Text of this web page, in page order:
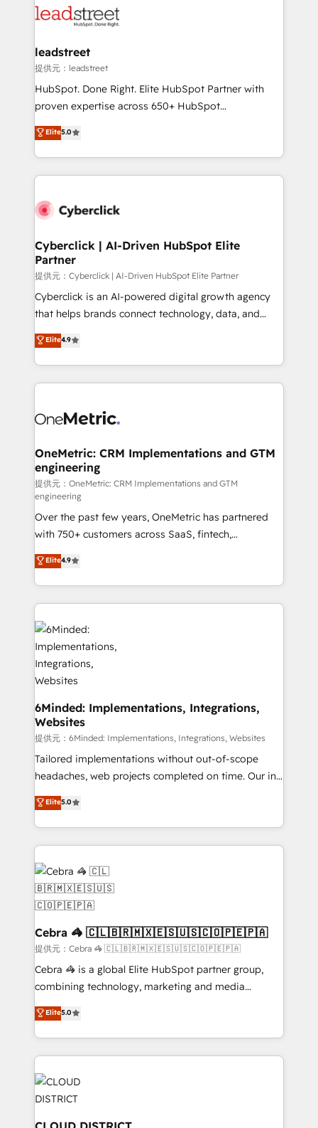
combine HubSpot, data, and AI to design connected
and technology for predictable, scalable revenue
growth. Our expertise spans RevOps, CRM and data
architecture, AI enablement, and strategic marketing,
delivered through our proprietary FLAIR framework
Partner and ISO 27001:2022 certified consultancy,
we blend strategy, creativity, and technology to help
leadstreet
提供元：leadstreet
HubSpot. Done Right. Elite HubSpot Partner with
proven expertise across 650+ HubSpot
implementations. With 12+ years of HubSpot
experience, we help you use the HubSpot platform
to its fullest capacity, improve your current HubSpot
website, or build your new one.
Elite5.0
Cyberclick | AI-Driven HubSpot Elite
Partner
提供元：Cyberclick | AI-Driven HubSpot Elite Partner
Cyberclick is an AI-powered digital growth agency
that helps brands connect technology, data, and
creativity to achieve measurable results. Founded in
Barcelona and operating across Spain, LATAM, and
the UK, we support global companies in building
smarter marketing, sales, and customer success
Iberia (Spain & Portugal), we combine human insight
growth. Our multidisciplinary team designs solutions
that simplify complexity, boost performance, and
turn innovation into real impact. 🌍 Highlights •
HubSpot Partner since 2012 • 2022 EMEA Impact
Award: Best Integration • 150+ successful HubSpot
projects • Clients in 30+ industries • Proprietary
technology for integrations • Multilingual team:
English, Spanish, Portuguese & Italian 👉 Grow
smarter with AI and HubSpot.
Elite4.9
OneMetric: CRM Implementations and GTM
engineering
提供元：OneMetric: CRM Implementations and GTM
engineering
Over the past few years, OneMetric has partnered
with 750+ customers across SaaS, fintech,
healthcare, real estate, and other industries. With
150+ HubSpot-certified experts, we deliver scalable
solutions to complex GTM and RevOps challenges.
Our Expertise 🔹 Onboarding & Implementation:
Accredited HubSpot Partner, ensuring smooth setup
tailored to your GTM motion. 🔹 Migrations:
Accredited HubSpot Partner, ensuring migration
from other CRMs to HubSpot without data loss or
downtime. 🔹 RevOps Strategy: Align teams,
processes, and data to drive revenue efficiency. 🔹
Integrations: Connect HubSpot with your tech stack
for better adoption. 🔹 Custom Solutions: Build
tailored apps, workflows, and configurations. We are
SOC 2 Type II and ISO 27001 certified, reinforcing
OneMetric, we help revenue teams focus on the
OneMetric that matters most: revenue.
Elite4.9
6Minded: Implementations, Integrations,
Websites
提供元：6Minded: Implementations, Integrations, Websites
Tailored implementations without out-of-scope
headaches, web projects completed on time. Our in-
house team of certified CRM architects, experts,
developers, designers, and marketers handles all
aspects of your HubSpot. ✨ 400+ global clients ✨
100+ seamless migrations from 15+ different CRMs
✨ 100,000+ hours in HubSpot projects, 75+ full Hub
implementations, and 5,000+ pages ✨ CS: Clients
generating 7-digit MRR from inbound campaigns ✨
CS: 245% organic growth & +751% new visitors for a
full-funnel HubSpot project ✨ CS: 415% conversion
boost with a new HubSpot site Recognized leaders:
🏆 HubSpot Platform Migration Impact Award 🏆
Clutch HubSpot Global Leader 🏆 Finalist: HubSpot
Award for Best Website 🌟 Accreditations: CRM
Implementation, HubSpot Content Experience, CRM
Elite5.0
Cebra 🦓 🇨🇱🇧🇷🇲🇽🇪🇸🇺🇸🇨🇴🇵🇪🇵🇦
提供元：Cebra 🦓 🇨🇱🇧🇷🇲🇽🇪🇸🇺🇸🇨🇴🇵🇪🇵🇦
Cebra 🦓 is a global Elite HubSpot partner group,
combining technology, marketing and media
expertise across Latin America and Southern
Europe, with teams across 7 countries. Born in Chile,
we combine local insight with international reach to
help businesses grow through technology, creativity,
AI and strategy. For over 12 years, we’ve delivered
500+ HubSpot implementations, building end-to-
end solutions that integrate CRM, AI automation,
inbound and loop marketing, content, and digital
Elite5.0